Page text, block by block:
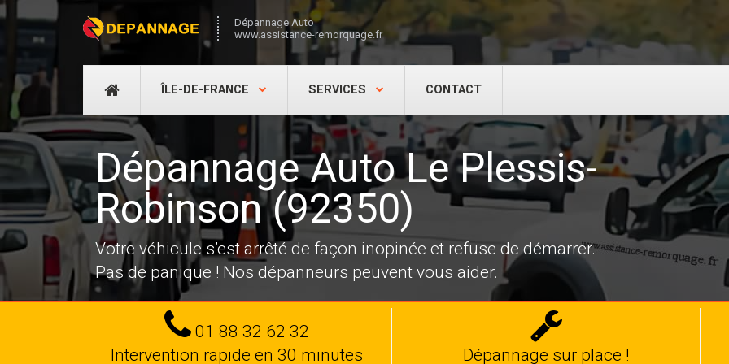
Dépannage Auto
www.assistance-remorquage.fr
DÉPANNAGE
ÎLE-DE-FRANCE SERVICES CONTACT
Dépannage Auto Le Plessis-
Robinson (92350)
Votre véhicule s’est arrêté de façon inopinée et refuse de démarrer.
Pas de panique ! Nos dépanneurs peuvent vous aider.
Tel
01 88 32 62 32
Intervention rapide en 30 minutes
Dépannage
Dépannage sur place !